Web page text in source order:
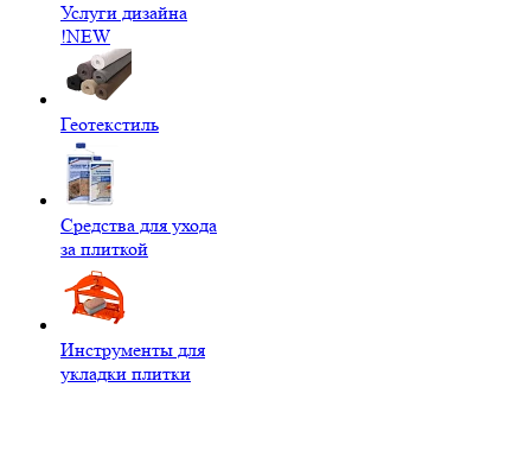
Услуги дизайна
!NEW
Геотекстиль
Средства для ухода
за плиткой
Инструменты для
укладки плитки